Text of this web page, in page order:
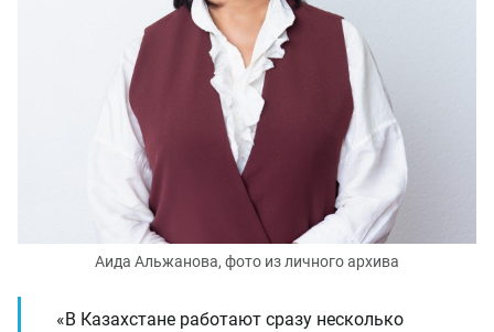
Аида Альжанова, фото из личного архива
«В Казахстане работают сразу несколько